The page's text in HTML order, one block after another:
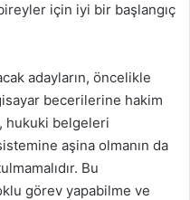
için iyi bir başlangıç
adayların, öncelikle
becerilerine hakim
hukuki belgeleri
aşina olmanın da
Bu
görev yapabilme ve